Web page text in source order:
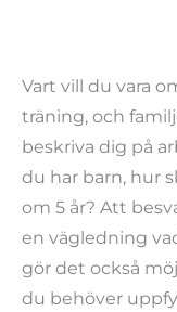
Vart vill du vara
träning, och
beskriva dig på
du har barn, hur
om 5 år? Att
en vägledning
gör det också
du behöver